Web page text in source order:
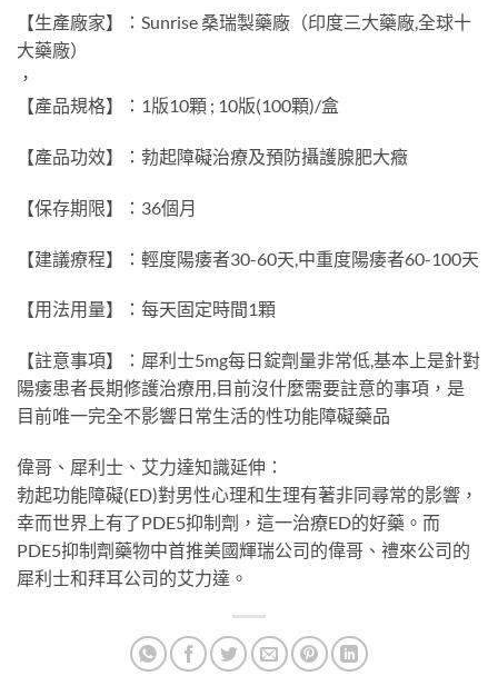
【生產廠家】：Sunrise 桑瑞製藥廠（印度三大藥廠,全球十
大藥廠）
，
【產品規格】：1版10顆 ; 10版(100顆)/盒
【產品功效】：勃起障礙治療及預防攝護腺肥大癥
【保存期限】：36個月
【建議療程】：輕度陽痿者30-60天,中重度陽痿者60-100天
【用法用量】：每天固定時間1顆
【註意事項】：犀利士5mg每日錠劑量非常低,基本上是針對
陽痿患者長期修護治療用,目前沒什麼需要註意的事項，是
目前唯一完全不影響日常生活的性功能障礙藥品
偉哥、犀利士、艾力達知識延伸：
勃起功能障礙(ED)對男性心理和生理有著非同尋常的影響，
幸而世界上有了PDE5抑制劑，這一治療ED的好藥。而
PDE5抑制劑藥物中首推美國輝瑞公司的偉哥、禮來公司的
犀利士和拜耳公司的艾力達。